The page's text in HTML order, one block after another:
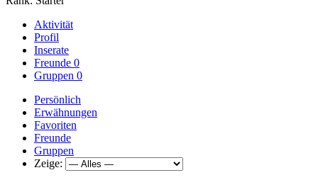
Aktivität
Profil
Inserate
Freunde 0
Gruppen 0
Persönlich
Erwähnungen
Favoriten
Freunde
Gruppen
Zeige: